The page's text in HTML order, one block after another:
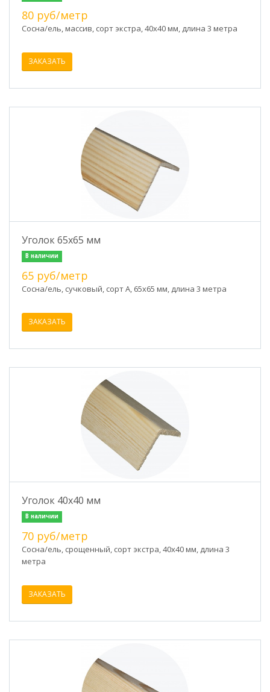
80 руб/метр
Сосна/ель, массив, сорт экстра, 40х40 мм, длина 3 метра
ЗАКАЗАТЬ
Уголок 65х65 мм
В наличии
65 руб/метр
Сосна/ель, сучковый, сорт А, 65х65 мм, длина 3 метра
ЗАКАЗАТЬ
Уголок 40х40 мм
В наличии
70 руб/метр
Сосна/ель, срощенный, сорт экстра, 40х40 мм, длина 3
метра
ЗАКАЗАТЬ